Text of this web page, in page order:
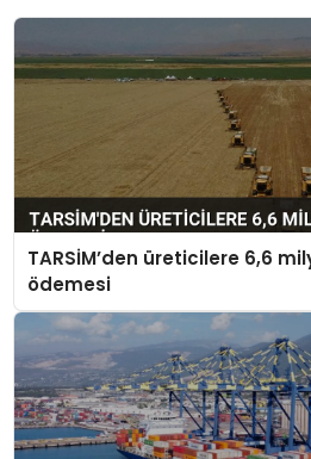
TARSİM’den üreticilere 6,6
ödemesi